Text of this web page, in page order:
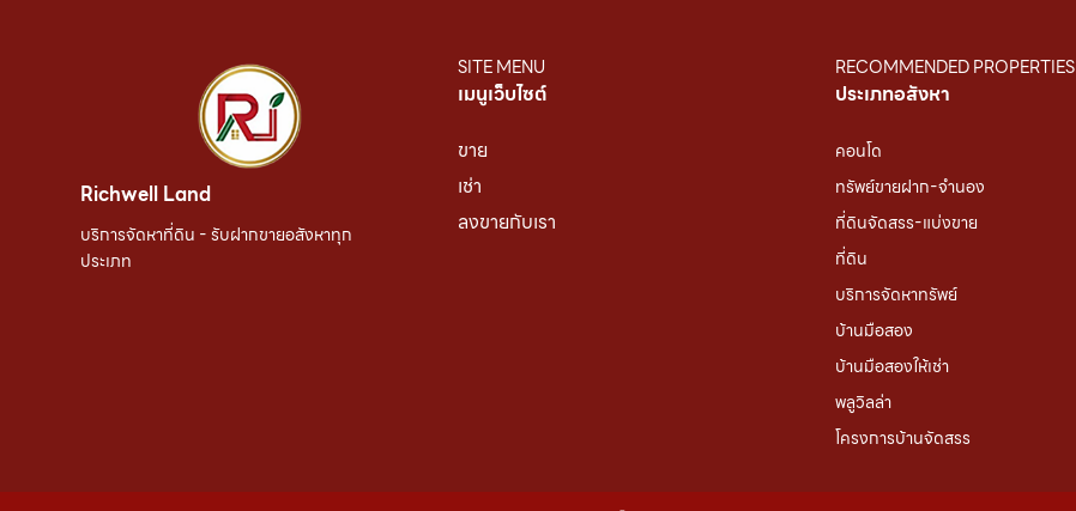
Richwell Land
บริการจัดหาที่ดิน - รับฝากขายอสังหาทุก
ประเภท
SITE MENU
เมนูเว็บไซต์
ขาย
เช่า
ลงขายกับเรา
RECOMMENDED PROPERTIES
ประเภทอสังหา
คอนโด
ทรัพย์ขายฝาก-จำนอง
ที่ดินจัดสรร-แบ่งขาย
ที่ดิน
บริการจัดหาทรัพย์
บ้านมือสอง
บ้านมือสองให้เช่า
พลูวิลล่า
โครงการบ้านจัดสรร